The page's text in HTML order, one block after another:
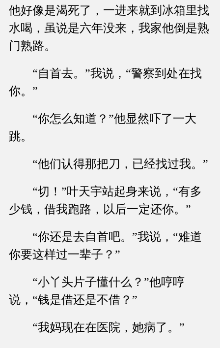
他好像是渴死了，一进来就到冰箱里找
水喝，虽说是六年没来，我家他倒是熟
门熟路。
“自首去。”我说，“警察到处在找
你。”
“你怎么知道？”他显然吓了一大
跳。
“他们认得那把刀，已经找过我。”
“切！”叶天宇站起身来说，“有多
少钱，借我跑路，以后一定还你。”
“你还是去自首吧。”我说，“难道
你要这样过一辈子？”
“小丫头片子懂什么？”他哼哼
说，“钱是借还是不借？”
“我妈现在在医院，她病了。”